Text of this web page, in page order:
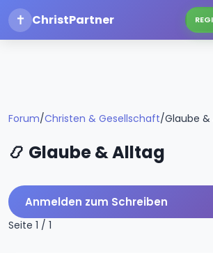
✝ ChristPartner
Forum/Christen & Gesellschaft/Glaube &
📿 Glaube & Alltag
Anmelden zum Schreiben
Seite 1 / 1